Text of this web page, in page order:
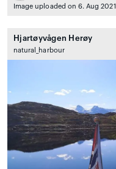
Image uploaded on 6. Aug 2021
Hjartøyvågen Herøy
natural_harbour